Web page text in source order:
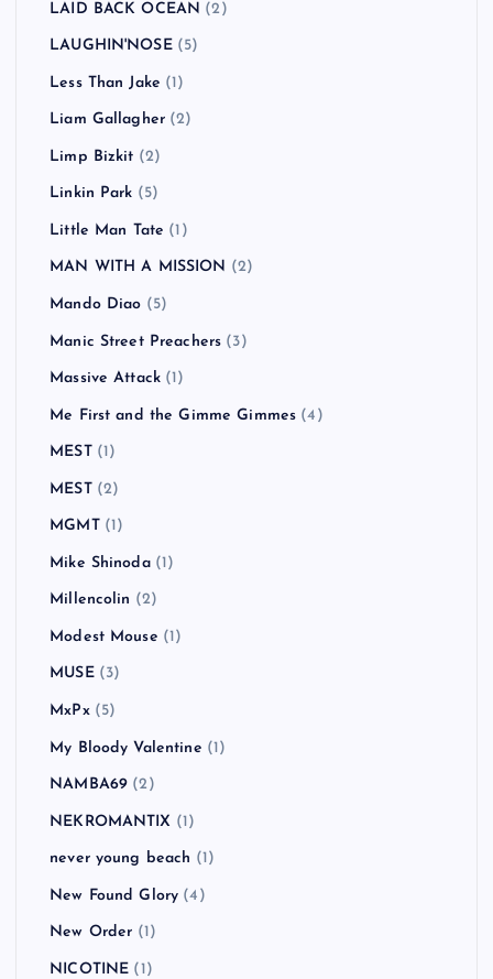
LAID BACK OCEAN (2)
LAUGHIN'NOSE(5)
Less Than Jake (1)
Liam Gallagher (2)
Limp Bizkit (2)
Linkin Park (5)
Little Man Tate (1)
MAN WITH A MISSION (2)
Mando Diao (5)
Manic Street Preachers (3)
Massive Attack (1)
Me First and the Gimme Gimmes (4)
MEST(1)
MEST(2)
MGMT(1)
Mike Shinoda(1)
Millencolin (2)
Modest Mouse (1)
MUSE(3)
MxPx(5)
My Bloody Valentine (1)
NAMBA69 (2)
NEKROMANTIX (1)
never young beach (1)
New Found Glory (4)
New Order (1)
NICOTINE (1)